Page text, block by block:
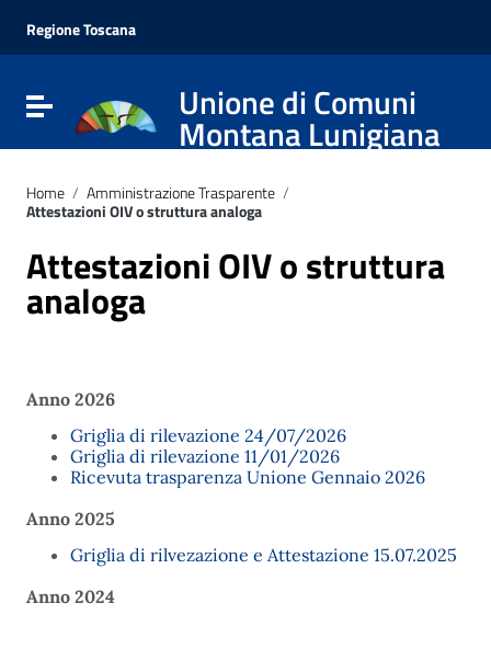
Vai al menu di navigazione
Vai al footer
Regione Toscana
Attiva / disattiva la navigazioneUnione di Comuni
Montana Lunigiana
Home / Amministrazione Trasparente /
Attestazioni OIV o struttura analoga
Attestazioni OIV o struttura
analoga
Anno 2026
Griglia di rilevazione 24/07/2026
Griglia di rilevazione 11/01/2026
Ricevuta trasparenza Unione Gennaio 2026
Anno 2025
Griglia di rilvezazione e Attestazione 15.07.2025
Anno 2024